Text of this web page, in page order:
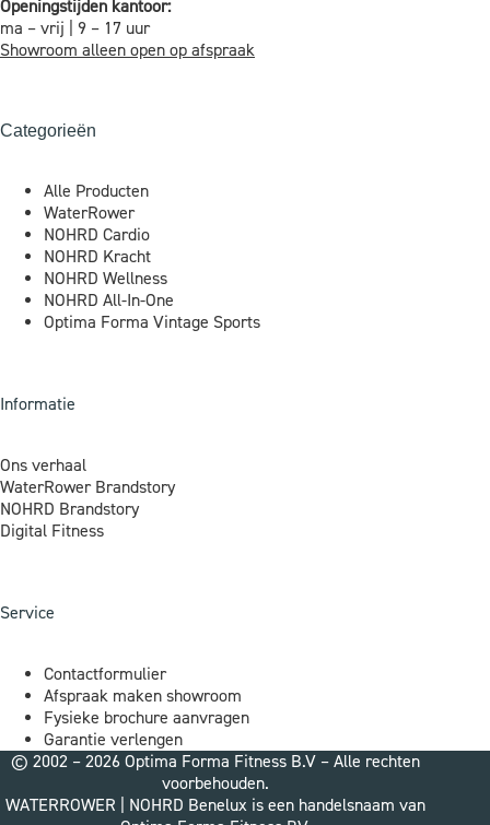
Openingstijden kantoor:
ma – vrij | 9 – 17 uur
Showroom alleen open op afspraak
Categorieën
Alle Producten
WaterRower
NOHRD Cardio
NOHRD Kracht
NOHRD Wellness
NOHRD All-In-One
Optima Forma Vintage Sports
Informatie
Ons verhaal
WaterRower Brandstory
NOHRD Brandstory
Digital Fitness
Service
Contactformulier
Afspraak maken showroom
Fysieke brochure aanvragen
Garantie verlengen
© 2002 – 2026 Optima Forma Fitness B.V – Alle rechten
voorbehouden.
WATERROWER | NOHRD Benelux is een handelsnaam van